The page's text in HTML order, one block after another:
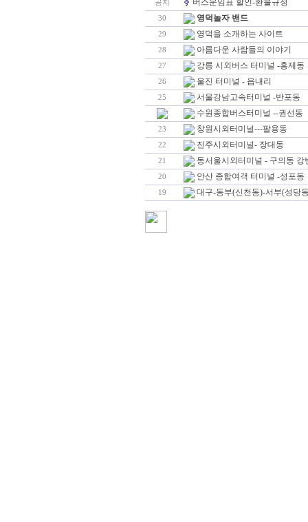
공지 버스운임표 할인-환불규정
30 영덕놀자 밴드
29 영덕을 소개하는 사이트
28 아름다운 사람들의 이야기
27 강릉 시외버스 터미널 -홍제동
26 울진 터미널 - 읍내리
25
서울강남고속터미널 -반포동
수원종합버스터미널 --권선동
23 창원시외터미널---팔용동
22 진주시외터미널- 장대동
21 동서울시외터미널 - 구의동 강
20 안산 종합여객 터미널 -성포동
19 대구-동부(신천동)-서부(성당